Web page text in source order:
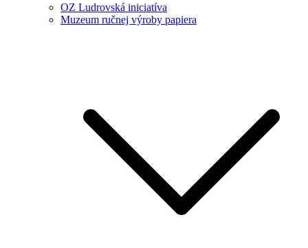
OZ Ludrovská iniciatíva
Muzeum ručnej výroby papiera